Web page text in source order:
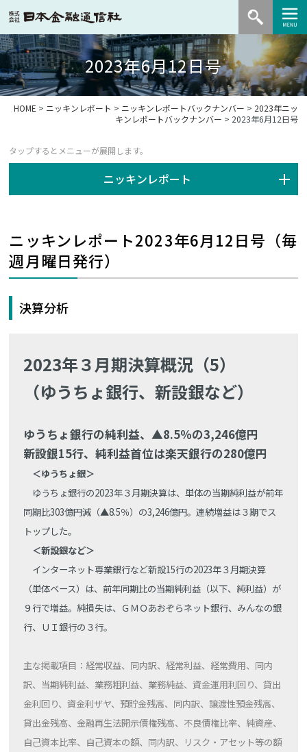
2023年6月12日号
HOME > ニッキンレポート > ニッキンレポートバックナンバー > 2023年ニッ
キンレポートバックナンバー > 2023年6月12日号
ニッキンレポート
ニッキンレポート2023年6月12日号（毎
週月曜日発行）
決算分析
2023年３月期決算概況（5）
（ゆうちょ銀行、新設銀など）
ゆうちょ銀行の純利益、▲8.5％の3,246億円
新設銀15行、純利益首位は楽天銀行の280億円
＜ゆうちょ銀＞
ゆうちょ銀行の2023年３月期決算は、単体の当期純利益が前年
同期比303億円減（▲8.5％）の3,246億円。連続増益は３期でス
トップした。
＜新設銀など＞
インターネット専業銀行など新設15行の2023年３月期決算
（単体ベース）は、前年同期比の当期純利益（以下、純利益）が
９行で増益。純損失は、ＧＭＯあおぞらネット銀行、みんなの銀
行、ＵＩ銀行の３行。
主な掲載項目：経常収益、同内訳、経常利益、経常費用、同内
訳、当期純利益、業務粗利益、業務純益、資金運用利回り、貸出
金利回り、資金利ザヤ、預貯金残高、同内訳、譲渡性預金残高、
貸出金残高、金融再生法開示債権残高、不良債権比率、純資産、
自己資本比率、自己資本の額、同内訳、リスク・アセット等の額